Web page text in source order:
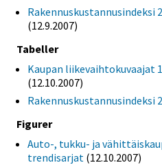
Rakennuskustannusindeksi
(12.9.2007)
Tabeller
Kaupan liikevaihtokuvaajat
(12.10.2007)
Rakennuskustannusindeksi
Figurer
Auto-, tukku- ja
trendisarjat (12.10.2007)